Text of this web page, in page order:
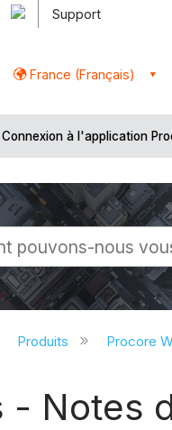
Support
France (Français)
Connexion à l'application
réduire la
Produits Procore
- Notes